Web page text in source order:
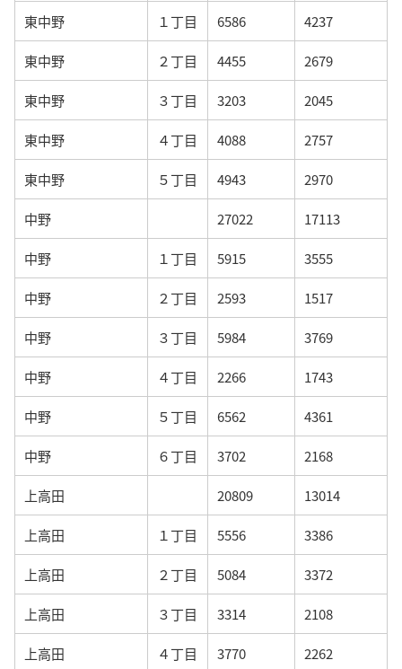
東中野 １丁目 6586 4237
東中野 ２丁目 4455 2679
東中野 ３丁目 3203 2045
東中野 ４丁目 4088 2757
東中野 ５丁目 4943 2970
中野 27022 17113
中野 １丁目 5915 3555
中野 ２丁目 2593 1517
中野 ３丁目 5984 3769
中野 ４丁目 2266 1743
中野 ５丁目 6562 4361
中野 ６丁目 3702 2168
上高田 20809 13014
上高田 １丁目 5556 3386
上高田 ２丁目 5084 3372
上高田 ３丁目 3314 2108
上高田 ４丁目 3770 2262